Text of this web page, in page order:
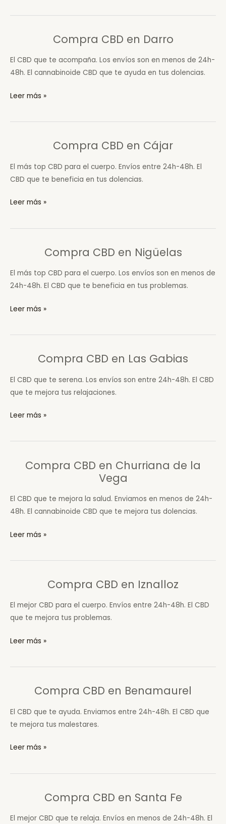
en
Compra CBD en Darro
El CBD que te acompaña. Los envíos son en menos de 24h-
48h. El cannabinoide CBD que te ayuda en tus dolencias.
Compra
en
Leer más »
Compra CBD en Cájar
El más top CBD para el cuerpo. Envíos entre 24h-48h. El
CBD que te beneficia en tus dolencias.
Compra
en
Leer más »
Compra CBD en Nigüelas
El más top CBD para el cuerpo. Los envíos son en menos de
24h-48h. El CBD que te beneficia en tus problemas.
Compra
en
Leer más »
Compra CBD en Las Gabias
El CBD que te serena. Los envíos son entre 24h-48h. El CBD
que te mejora tus relajaciones.
Compra
en
Gabias
Leer más »
Compra CBD en Churriana de la
Vega
El CBD que te mejora la salud. Enviamos en menos de 24h-
48h. El cannabinoide CBD que te mejora tus dolencias.
Compra
en
Vega
Leer más »
Compra CBD en Iznalloz
El mejor CBD para el cuerpo. Envíos entre 24h-48h. El CBD
que te mejora tus problemas.
Compra
en
Leer más »
Compra CBD en Benamaurel
El CBD que te ayuda. Enviamos entre 24h-48h. El CBD que
te mejora tus malestares.
Compra
en
Leer más »
Compra CBD en Santa Fe
El mejor CBD que te relaja. Envíos en menos de 24h-48h. El